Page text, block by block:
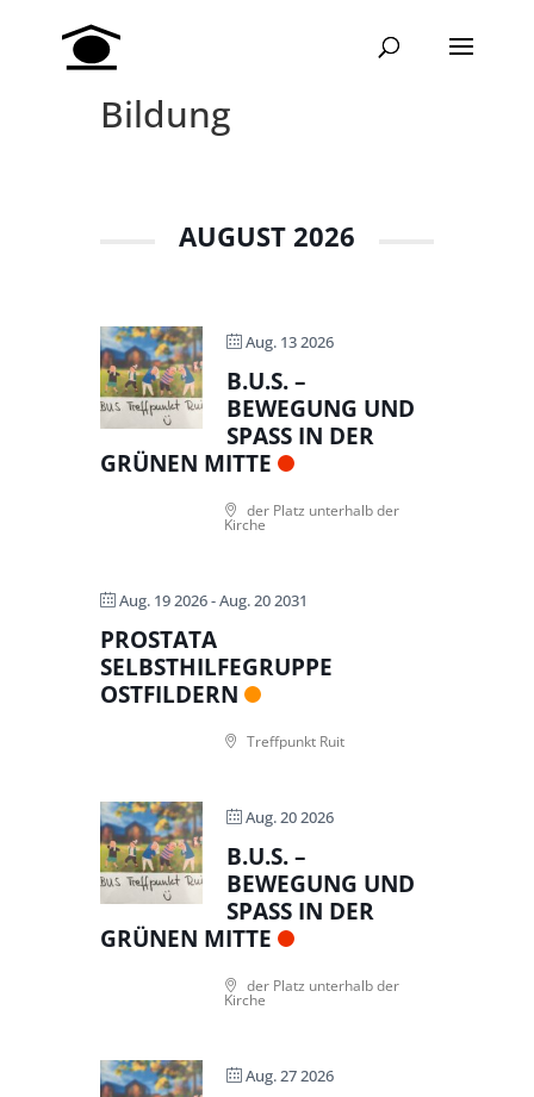
Bildung
AUGUST 2026
Aug. 13 2026
B.U.S. –
BEWEGUNG UND
SPASS IN DER G
RÜNEN MITTE
der Platz unterhalb der
Kirche
Aug. 19 2026- Aug. 20 2031
PROSTATA
SELBSTHILFEGRUPPE
OSTFILDERN
Treffpunkt Ruit
Aug. 20 2026
B.U.S. –
BEWEGUNG UND
SPASS IN DER G
RÜNEN MITTE
der Platz unterhalb der
Kirche
Aug. 27 2026